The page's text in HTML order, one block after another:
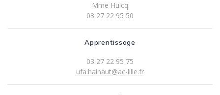
Mme Huicq
03 27 22 95 50
Apprentissage
03 27 22 95 75
ufa.hainaut@ac-lille.fr